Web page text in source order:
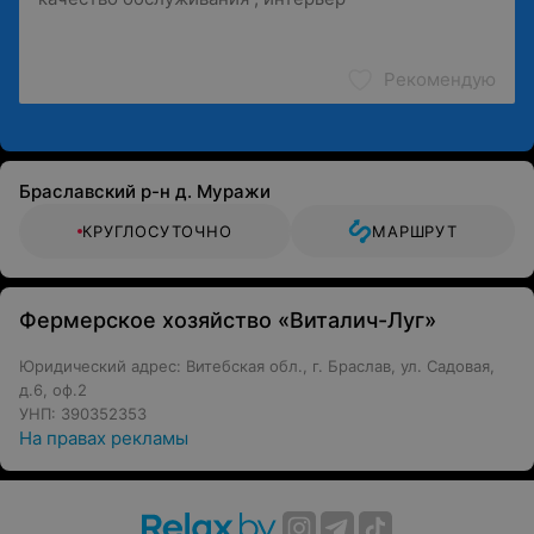
Агроусадьба Vival' (Виваль) — современный
Рекомендую
Браславский р-н д. Муражи
КРУГЛОСУТОЧНО МАРШРУТ
Фермерское хозяйство «Виталич-Луг»
Юридический адрес: Витебская обл., г. Браслав, ул. Садовая,
д.6, оф.2
УНП: 390352353
На правах рекламы